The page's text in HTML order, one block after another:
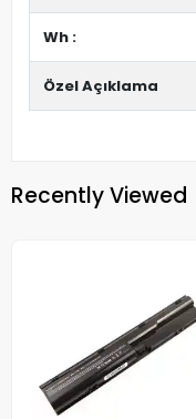
Wh :
Özel Açıklama
Recently Viewed